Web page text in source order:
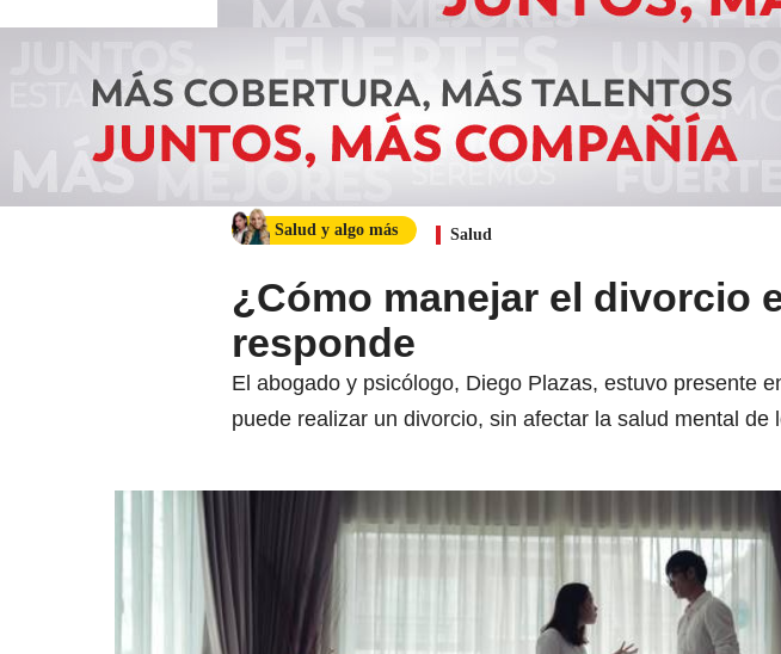
Salud y algo más Salud
¿Cómo manejar el divorcio
responde
El abogado y psicólogo, Diego Plazas, estuvo presente
puede realizar un divorcio, sin afectar la salud mental de